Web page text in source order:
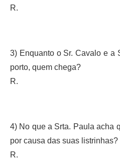
R.
3) Enquanto o Sr. Cavalo e a
porto, quem chega?
R.
4) No que a Srta. Paula acha
por causa das suas listrinhas?
R.